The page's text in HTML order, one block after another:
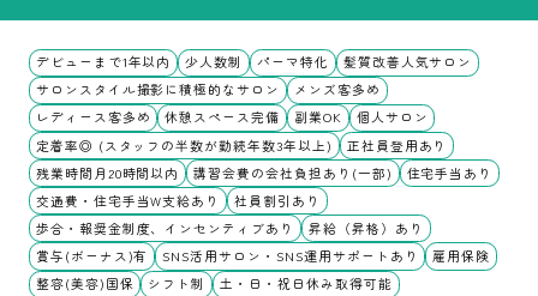
デビューまで1年以内 少人数制 パーマ特化
髪質改善人気サロン
サロンスタイル撮影に積極的なサロン
メンズ客多め
レディース客多め
休憩スペース完備 副業OK
個人サロン
定着率◎ (スタッフの半数が勤続年数3年以上)
正社員登用あり
残業時間月20時間以内
講習会費の会社負担あり(一部)
住宅手当あり
交通費・住宅手当W支給あり
社員割引あり
歩合・報奨金制度、インセンティブあり
昇給（昇格）あり
賞与(ボーナス)有
SNS活用サロン・SNS運用サポートあり
雇用保険
整容(美容)国保
シフト制
土・日・祝日休み取得可能